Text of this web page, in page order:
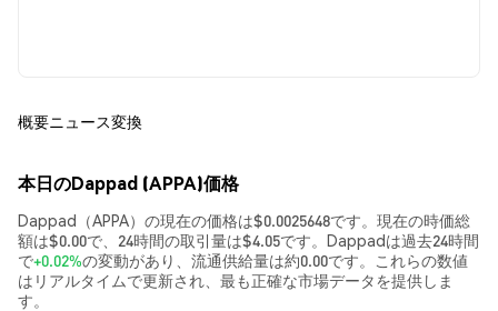
概要ニュース変換
本日のDappad (APPA)価格
Dappad（APPA）の現在の価格は$0.0025648です。現在の時価総
額は$0.00で、24時間の取引量は$4.05です。Dappadは過去24時間
で+0.02%の変動があり、流通供給量は約0.00です。これらの数値
はリアルタイムで更新され、最も正確な市場データを提供しま
す。